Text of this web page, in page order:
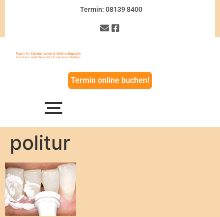
Termin: 08139 8400
Termin online buchen!
politur